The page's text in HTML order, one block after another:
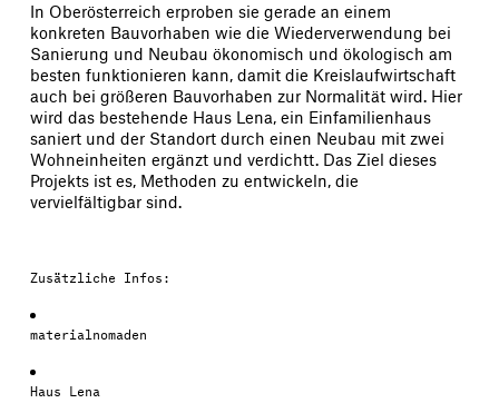
In Oberösterreich erproben sie gerade an einem
konkreten Bauvorhaben wie die Wiederverwendung bei
Sanierung und Neubau ökonomisch und ökologisch am
besten funktionieren kann, damit die Kreislaufwirtschaft
auch bei größeren Bauvorhaben zur Normalität wird. Hier
wird das bestehende Haus Lena, ein Einfamilienhaus
saniert und der Standort durch einen Neubau mit zwei
Wohneinheiten ergänzt und verdichtt. Das Ziel dieses
Projekts ist es, Methoden zu entwickeln, die
vervielfältigbar sind.
Zusätzliche Infos:
materialnomaden
Haus Lena